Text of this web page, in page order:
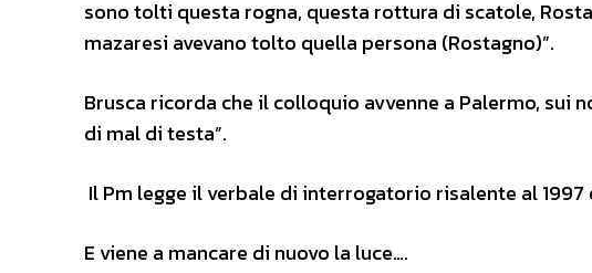
sono tolti questa rogna, questa rottura di scatole,
mazaresi avevano tolto quella persona (Rostagno)”.
Brusca ricorda che il colloquio avvenne a Palermo, sui
di mal di testa”.
Il Pm legge il verbale di interrogatorio risalente al
E viene a mancare di nuovo la luce….